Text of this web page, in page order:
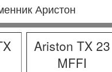
Аристон
Ariston TX 23
MFFI